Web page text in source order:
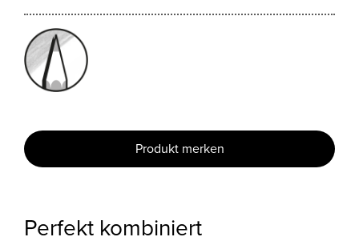
Produkt merken
Perfekt kombiniert